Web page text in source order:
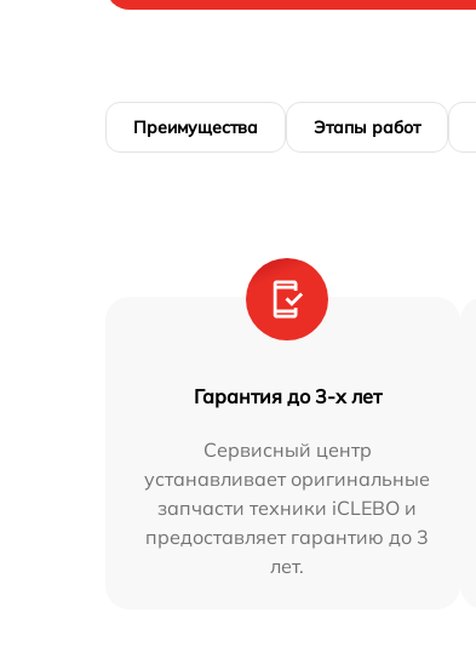
Преимущества Этапы работ
Гарантия до 3-х лет
Сервисный центр
устанавливает оригинальные
запчасти техники iCLEBO и
предоставляет гарантию до 3
лет.